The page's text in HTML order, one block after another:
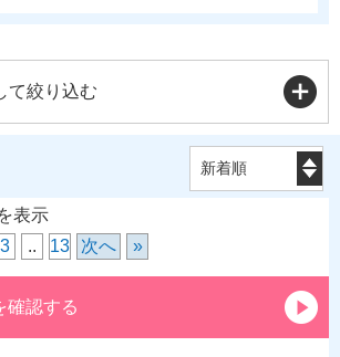
て絞り込む
表示
3 .. 13 次へ »
確認する